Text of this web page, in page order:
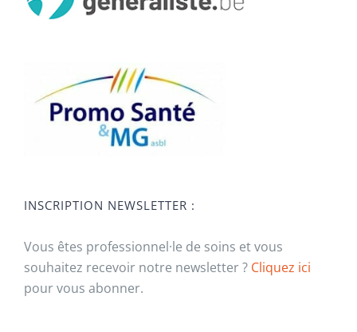
INSCRIPTION NEWSLETTER :
Vous êtes professionnel·le de soins et vous
souhaitez recevoir notre newsletter ? Cliquez ici
pour vous abonner.